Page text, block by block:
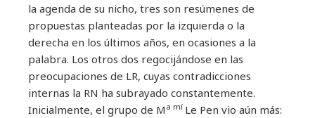
la agenda de su nicho, tres son resúmenes de
propuestas planteadas por la izquierda o la
derecha en los últimos años, en ocasiones a la
palabra. Los otros dos regocijándose en las
preocupaciones de LR, cuyas contradicciones
internas la RN ha subrayado constantemente.
Inicialmente, el grupo de M a mí Le Pen vio aún más: